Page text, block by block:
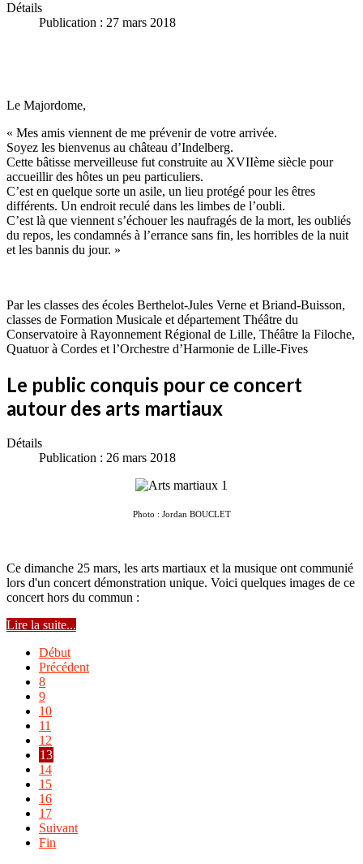
Détails
Publication : 27 mars 2018
Le Majordome,
« Mes amis viennent de me prévenir de votre arrivée.
Soyez les bienvenus au château d’Indelberg.
Cette bâtisse merveilleuse fut construite au XVIIème siècle pour
accueillir des hôtes un peu particuliers.
C’est en quelque sorte un asile, un lieu protégé pour les êtres
différents. Un endroit reculé dans les limbes de l’oubli.
C’est là que viennent s’échouer les naufragés de la mort, les oubliés
du repos, les condamnés à l’errance sans fin, les horribles de la nuit
et les bannis du jour. »
Par les classes des écoles Berthelot-Jules Verne et Briand-Buisson,
classes de Formation Musicale et département Théâtre du
Conservatoire à Rayonnement Régional de Lille, Théâtre la Filoche,
Quatuor à Cordes et l’Orchestre d’Harmonie de Lille-Fives
Le public conquis pour ce concert
autour des arts martiaux
Détails
Publication : 26 mars 2018
Photo : Jordan BOUCLET
Ce dimanche 25 mars, les arts martiaux et la musique ont communié
lors d'un concert démonstration unique. Voici quelques images de ce
concert hors du commun :
Lire la suite...
Début
Précédent
8
9
10
11
12
13
14
15
16
17
Suivant
Fin